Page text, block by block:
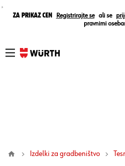
¸
Za prikaz cen Registrirajte se ali se
pravnimi
Izdelki za gradbeništvo